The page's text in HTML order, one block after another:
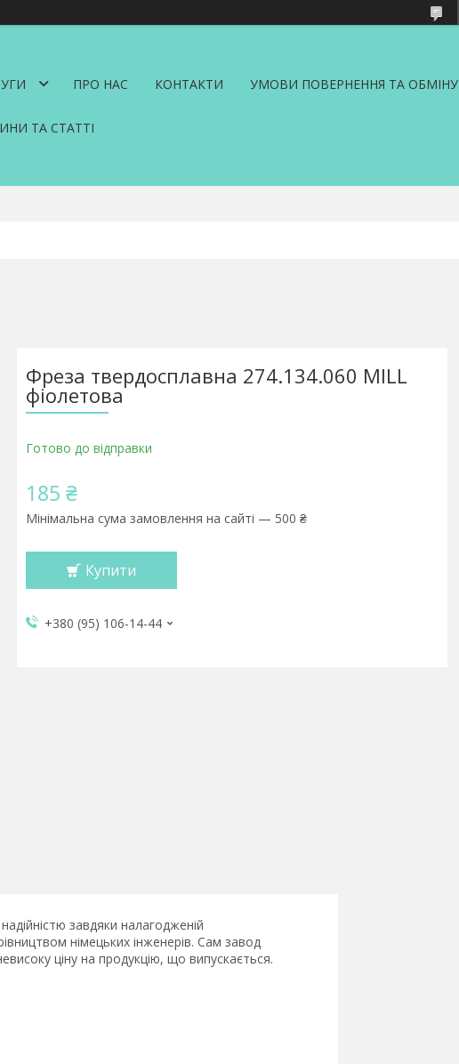
ПРО НАС КОНТАКТИ УМОВИ ПОВЕРНЕННЯ ТА ОБМІНУ
ТА СТАТТІ
Фреза твердосплавна 274.134.060 MILL
фіолетова
Готово до відправки
185 ₴
Мінімальна сума замовлення на сайті — 500 ₴
Купити
+380 (95) 106-14-44
завдяки налагодженій
німецьких інженерів. Сам завод
ціну на продукцію, що випускається.